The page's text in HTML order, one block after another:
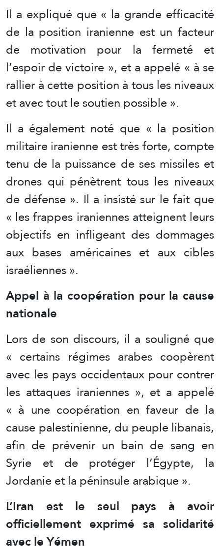
Il a expliqué que « la grande efficacité
de la position iranienne est un facteur
de motivation pour la fermeté et
l’espoir de victoire », et a appelé « à se
rallier à cette position à tous les niveaux
et avec tout le soutien possible ».
Il a également noté que « la position
militaire iranienne est très forte, compte
tenu de la puissance de ses missiles et
drones qui pénètrent tous les niveaux
de défense ». Il a insisté sur le fait que
« les frappes iraniennes atteignent leurs
objectifs en infligeant des dommages
aux bases américaines et aux cibles
israéliennes ».
Appel à la coopération pour la cause
nationale
Lors de son discours, il a souligné que
« certains régimes arabes coopèrent
avec les pays occidentaux pour contrer
les attaques iraniennes », et a appelé
« à une coopération en faveur de la
cause palestinienne, du peuple libanais,
afin de prévenir un bain de sang en
Syrie et de protéger l’Égypte, la
Jordanie et la péninsule arabique ».
L’Iran est le seul pays à avoir
officiellement exprimé sa solidarité
avec le Yémen